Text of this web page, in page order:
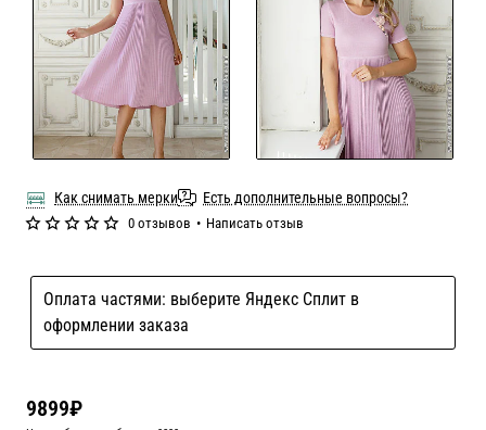
Как снимать мерки Есть дополнительные вопросы?
Оплата частями: выберите Яндекс Сплит в
оформлении заказа
0 отзывов • Написать отзыв
9899₽